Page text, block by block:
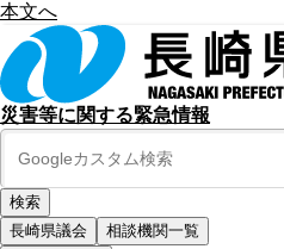
本文へ
災害等に関する緊急情報
長崎県議会
相談機関一覧